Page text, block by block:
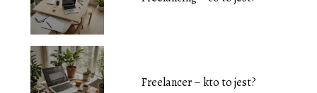
Freelancer – kto to jest?